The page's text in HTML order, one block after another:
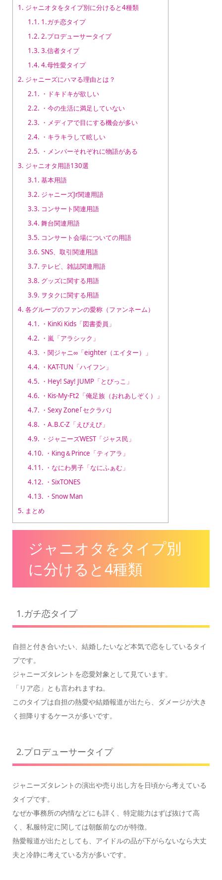
1. ジャニオタをタイプ別に分けると4種類
1.1. 1.ガチ恋タイプ
1.2. 2.プロデューサータイプ
1.3. 3.信者タイプ
1.4. 4.母性愛タイプ
2. ジャニーズにハマる理由とは？
2.1. ・ドキドキが欲しい
2.2. ・今の生活に満足していない
2.3. ・メディアで目にする機会が多い
2.4. ・キラキラして眩しい
2.5. ・メンバーそれぞれに物語がある
3. ジャニオタ用語130選
3.1. 基本用語
3.2. ジャニーズJr関連用語
3.3. コンサート関連用語
3.4. 舞台関連用語
3.5. コンサート会場についての用語
3.6. SNS、取引関連用語
3.7. テレビ、雑誌関連用語
3.8. グッズに関する用語
3.9. ヲタクに関する用語
4. 各グループのファンの愛称（ファンネーム）
4.1. ・KinKi Kids「図書委員」
4.2. ・嵐「アラシック」
4.3. ・関ジャニ∞「eighter（エイター）」
4.4. ・KAT-TUN「ハイフン」
4.5. ・Hey! Say! JUMP「とびっこ」
4.6. ・Kis-My-Ft2「俺足族（おれあしぞく）」
4.7. ・Sexy Zone｢セクラバ｣
4.8. ・A.B.C-Z「えびえび」
4.9. ・ジャニーズWEST「ジャス民」
4.10. ・King＆Prince「ティアラ」
4.11. ・なにわ男子「なにふぁむ」
4.12. ・SixTONES
4.13. ・Snow Man
5. まとめ
ジャニオタをタイプ別
に分けると4種類
1.ガチ恋タイプ
自担と付き合いたい、結婚したいなど本気で恋をしているタイ
プです。
ジャニーズタレントを恋愛対象として見ています。
「リア恋」とも言われますね。
このタイプは自担の熱愛や結婚報道が出たら、ダメージが大き
く担降りするケースが多いです。
2.プロデューサータイプ
ジャニーズタレントの演出や売り出し方を日頃から考えている
タイプです。
なぜか事務所の内情などにも詳く、特定能力はずば抜けて高
く、私服特定に関しては朝飯前なのが特徴。
熱愛報道が出たとしても、アイドルの品が下がらないなら大丈
夫と冷静に考えている方が多いです。